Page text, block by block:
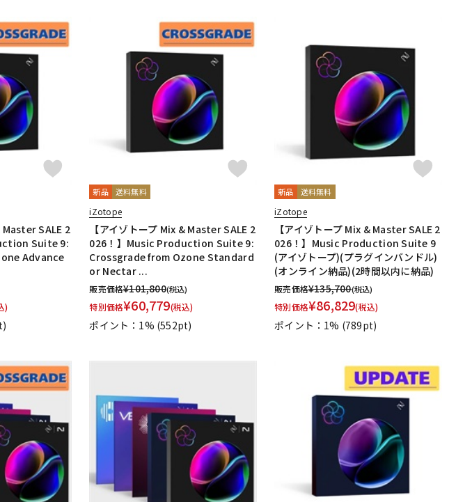
Master SALE 2
Suite 9:
Advance
)
新品 送料無料
iZotope
【アイゾトープ Mix & Master SALE 2
026！】Music Production Suite 9:
Crossgrade from Ozone Standard
or Nectar ...
販売価格¥101,800(税込)
特別価格¥60,779(税込)
ポイント：1% (552pt)
新品 送料無料
iZotope
【アイゾトープ Mix & Master SALE 2
026！】Music Production Suite 9
(アイゾトープ)(プラグインバンドル)
(オンライン納品)(2時間以内に納品)
販売価格¥135,700(税込)
特別価格¥86,829(税込)
ポイント：1% (789pt)